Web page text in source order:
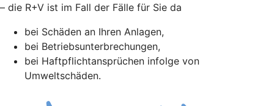
– die R+V ist im Fall der Fälle für Sie da
bei Schäden an Ihren Anlagen,
bei Betriebsunterbrechungen,
bei Haftpflichtansprüchen infolge von
Umweltschäden.